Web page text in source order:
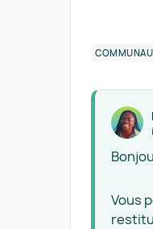
Vous